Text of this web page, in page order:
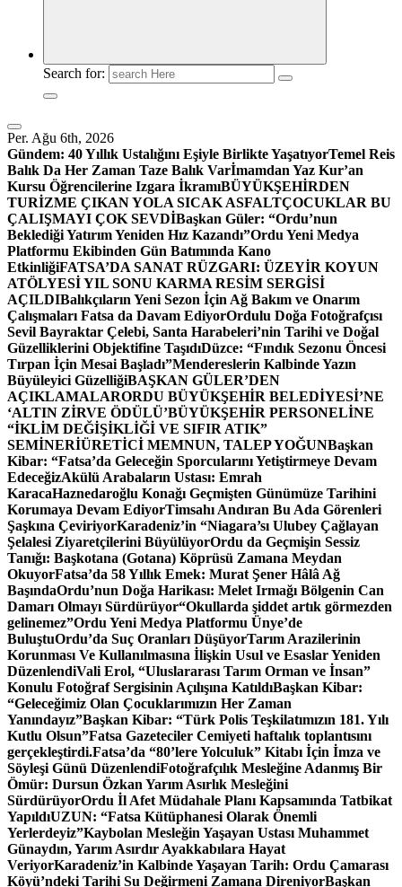
Search for:
Per. Ağu 6th, 2026
Gündem: 40 Yıllık Ustalığını Eşiyle Birlikte YaşatıyorTemel Reis
Balık Da Her Zaman Taze Balık Varİmamdan Yaz Kur’an
Kursu Öğrencilerine Izgara İkramıBÜYÜKŞEHİRDEN
TURİZME ÇIKAN YOLA SICAK ASFALTÇOCUKLAR BU
ÇALIŞMAYI ÇOK SEVDİBaşkan Güler: “Ordu’nun
Beklediği Yatırım Yeniden Hız Kazandı”Ordu Yeni Medya
Platformu Ekibinden Gün Batımında Kano
EtkinliğiFATSA’DA SANAT RÜZGARI: ÜZEYİR KOYUN
ATÖLYESİ YIL SONU KARMA RESİM SERGİSİ
AÇILDIBalıkçıların Yeni Sezon İçin Ağ Bakım ve Onarım
Çalışmaları Fatsa da Davam EdiyorOrdulu Doğa Fotoğrafçısı
Sevil Bayraktar Çelebi, Santa Harabeleri’nin Tarihi ve Doğal
Güzelliklerini Objektifine TaşıdıDüzce: “Fındık Sezonu Öncesi
Tırpan İçin Mesai Başladı”Mendereslerin Kalbinde Yazın
Büyüleyici GüzelliğiBAŞKAN GÜLER’DEN
AÇIKLAMALARORDU BÜYÜKŞEHİR BELEDİYESİ’NE
‘ALTIN ZİRVE ÖDÜLÜ’BÜYÜKŞEHİR PERSONELİNE
“İKLİM DEĞİŞİKLİĞİ VE SIFIR ATIK”
SEMİNERİÜRETİCİ MEMNUN, TALEP YOĞUNBaşkan
Kibar: “Fatsa’da Geleceğin Sporcularını Yetiştirmeye Devam
EdeceğizAkülü Arabaların Ustası: Emrah
KaracaHaznedaroğlu Konağı Geçmişten Günümüze Tarihini
Korumaya Devam EdiyorTimsahı Andıran Bu Ada Görenleri
Şaşkına ÇeviriyorKaradeniz’in “Niagara’sı Ulubey Çağlayan
Şelalesi Ziyaretçilerini BüyülüyorOrdu da Geçmişin Sessiz
Tanığı: Başkotana (Gotana) Köprüsü Zamana Meydan
OkuyorFatsa’da 58 Yıllık Emek: Murat Şener Hâlâ Ağ
BaşındaOrdu’nun Doğa Harikası: Melet Irmağı Bölgenin Can
Damarı Olmayı Sürdürüyor“Okullarda şiddet artık görmezden
gelinemez”Ordu Yeni Medya Platformu Ünye’de
BuluştuOrdu’da Suç Oranları DüşüyorTarım Arazilerinin
Korunması Ve Kullanılmasına İlişkin Usul ve Esaslar Yeniden
DüzenlendiVali Erol, “Uluslararası Tarım Orman ve İnsan”
Konulu Fotoğraf Sergisinin Açılışına KatıldıBaşkan Kibar:
“Geleceğimiz Olan Çocuklarımızın Her Zaman
Yanındayız”Başkan Kibar: “Türk Polis Teşkilatımızın 181. Yılı
Kutlu Olsun”Fatsa Gazeteciler Cemiyeti haftalık toplantısını
gerçekleştirdi.Fatsa’da “80’lere Yolculuk” Kitabı İçin İmza ve
Söyleşi Günü DüzenlendiFotoğrafçılık Mesleğine Adanmış Bir
Ömür: Dursun Özkan Yarım Asırlık Mesleğini
SürdürüyorOrdu İl Afet Müdahale Planı Kapsamında Tatbikat
YapıldıUZUN: “Fatsa Kütüphanesi Olarak Önemli
Yerlerdeyiz”Kaybolan Mesleğin Yaşayan Ustası Muhammet
Günaydın, Yarım Asırdır Ayakkabılara Hayat
VeriyorKaradeniz’in Kalbinde Yaşayan Tarih: Ordu Çamarası
Köyü’ndeki Tarihi Su Değirmeni Zamana DireniyorBaşkan